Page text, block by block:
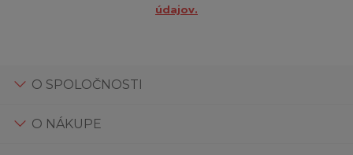
údajov.
O SPOLOČNOSTI
O NÁKUPE